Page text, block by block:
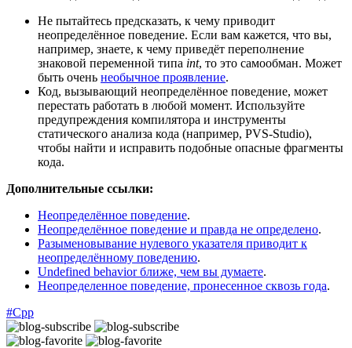
Не пытайтесь предсказать, к чему приводит
неопределённое поведение. Если вам кажется, что вы,
например, знаете, к чему приведёт переполнение
знаковой переменной типа int, то это самообман. Может
быть очень необычное проявление.
Код, вызывающий неопределённое поведение, может
перестать работать в любой момент. Используйте
предупреждения компилятора и инструменты
статического анализа кода (например, PVS-Studio),
чтобы найти и исправить подобные опасные фрагменты
кода.
Дополнительные ссылки:
Неопределённое поведение.
Неопределённое поведение и правда не определено.
Разыменовывание нулевого указателя приводит к
неопределённому поведению.
Undefined behavior ближе, чем вы думаете.
Неопределенное поведение, пронесенное сквозь года.
#Cpp